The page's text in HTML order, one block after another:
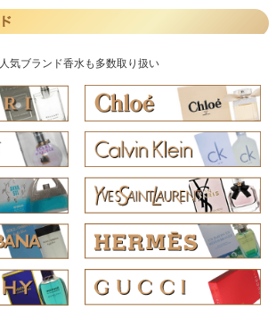
人気ブランド香水も多数取り扱い